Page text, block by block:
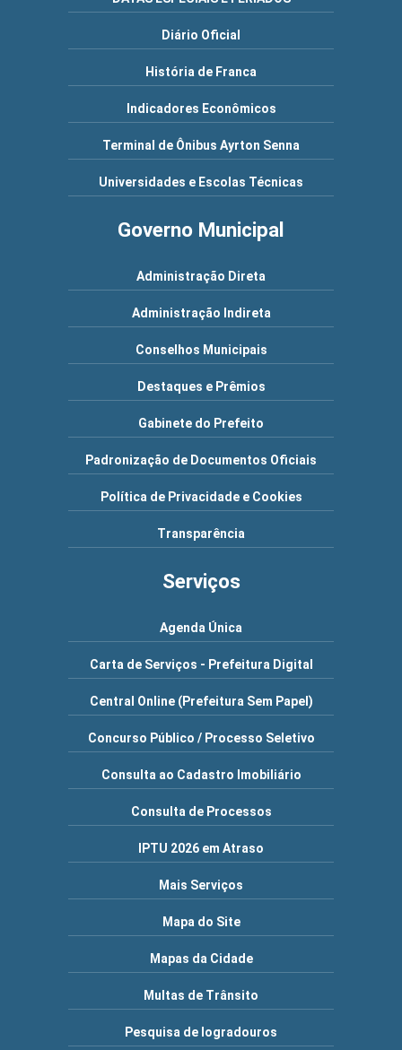
Diário Oficial
História de Franca
Indicadores Econômicos
Terminal de Ônibus Ayrton Senna
Universidades e Escolas Técnicas
Governo Municipal
Administração Direta
Administração Indireta
Conselhos Municipais
Destaques e Prêmios
Gabinete do Prefeito
Padronização de Documentos Oficiais
Política de Privacidade e Cookies
Transparência
Serviços
Agenda Única
Carta de Serviços - Prefeitura Digital
Central Online (Prefeitura Sem Papel)
Concurso Público / Processo Seletivo
Consulta ao Cadastro Imobiliário
Consulta de Processos
IPTU 2026 em Atraso
Mais Serviços
Mapa do Site
Mapas da Cidade
Multas de Trânsito
Pesquisa de logradouros